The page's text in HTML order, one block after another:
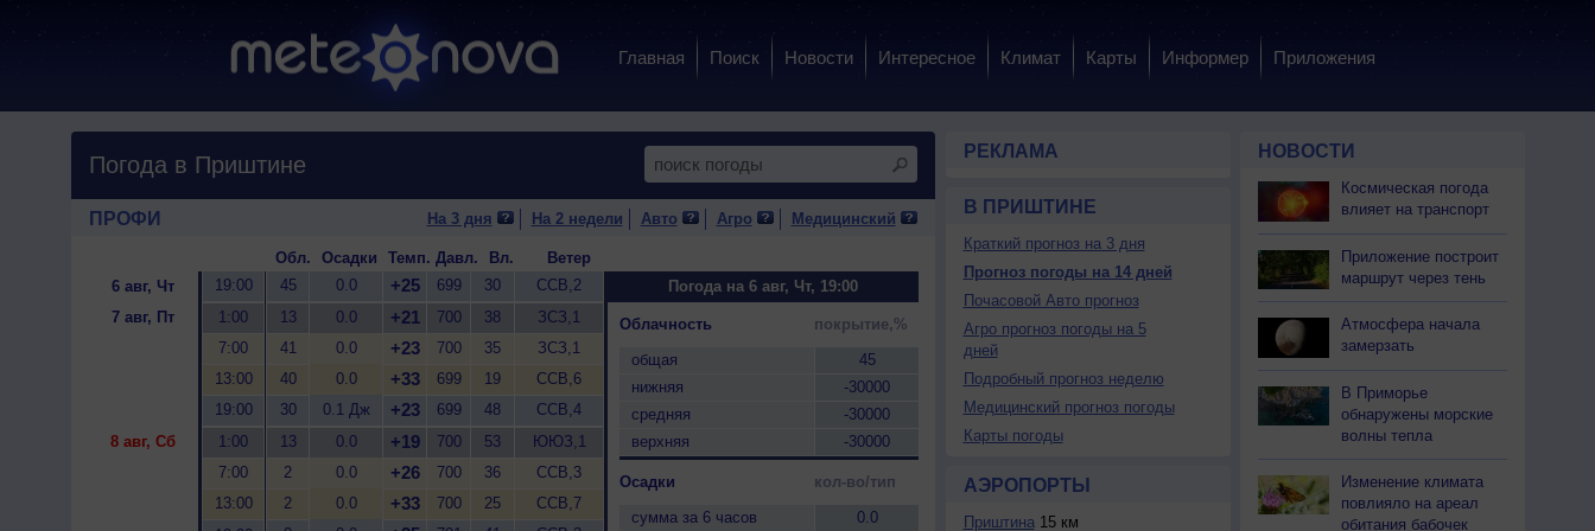
Главная Поиск Новости Интересное Климат Карты Информер Приложения
Погода в Приштине
ПРОФИ На 3 дня На 2 недели Авто Агро Медицинский
Обл. Осадки Темп. Давл. Вл.
Ветер
6 авг, Чт
19:00 45 0.0 +25 699 30
ССВ,2
7 авг, Пт
1:00 13 0.0 +21 700 38
ЗСЗ,1
7:00
41 0.0 +23 700 35
ЗСЗ,1
13:00
40 0.0 +33 699 19
ССВ,6
19:00
30 0.1 Дж +23 699 48
ССВ,4
8 авг, Сб
1:00 13 0.0 +19 700 53
ЮЮЗ,1
7:00
2 0.0 +26 700 36
ССВ,3
13:00
2 0.0 +33 700 25
ССВ,7
Погода на 6 авг, Чт, 19:00
Облачность
покрытие,%
общая
45
нижняя
-30000
средняя
-30000
верхняя
-30000
Осадки
кол-во/тип
сумма за 6 часов
0.0
РЕКЛАМА
В ПРИШТИНЕ
Краткий прогноз на 3 дня
Прогноз погоды на 14 дней
Почасовой Авто прогноз
Агро прогноз погоды на 5
дней
Подробный прогноз неделю
Медицинский прогноз погоды
Карты погоды
АЭРОПОРТЫ
Приштина15 км
НОВОСТИ
Космическая погода
влияет на транспорт
Приложение построит
маршрут через тень
Атмосфера начала
замерзать
В Приморье
обнаружены морские
волны тепла
Изменение климата
повлияло на ареал
обитания бабочек